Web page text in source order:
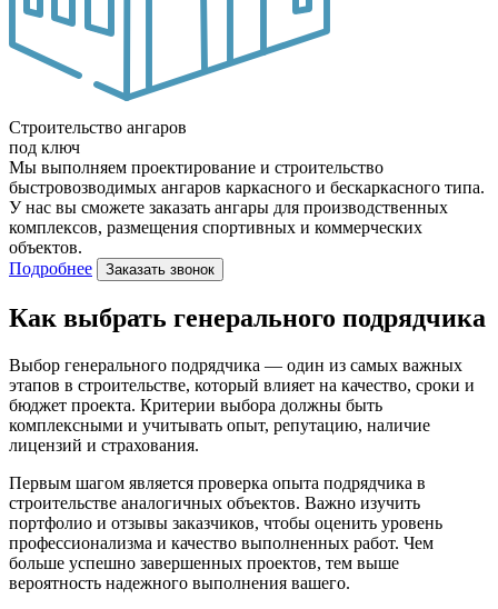
Строительство ангаров
под ключ
Мы выполняем проектирование и строительство
быстровозводимых ангаров каркасного и бескаркасного типа.
У нас вы сможете заказать ангары для производственных
комплексов, размещения спортивных и коммерческих
объектов.
Подробнее
Заказать звонок
Как выбрать генерального подрядчика
Выбор генерального подрядчика — один из самых важных
этапов в строительстве, который влияет на качество, сроки и
бюджет проекта. Критерии выбора должны быть
комплексными и учитывать опыт, репутацию, наличие
лицензий и страхования.
Первым шагом является проверка опыта подрядчика в
строительстве аналогичных объектов. Важно изучить
портфолио и отзывы заказчиков, чтобы оценить уровень
профессионализма и качество выполненных работ. Чем
больше успешно завершенных проектов, тем выше
вероятность надежного выполнения вашего.